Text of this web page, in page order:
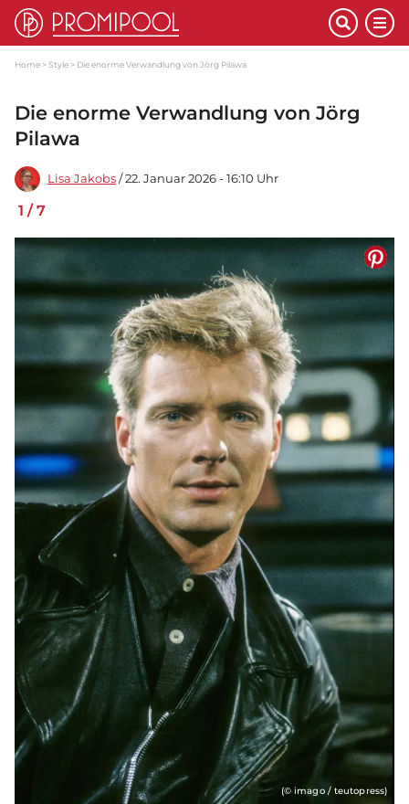
Home Style Die enorme Verwandlung von Jörg Pilawa
Die enorme Verwandlung von Jörg
Pilawa
Lisa Jakobs / 22. Januar 2026 - 16:10 Uhr
1 /7
(© imago / teutopress)